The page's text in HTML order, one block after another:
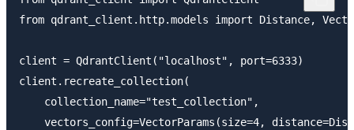
from qdrant_client.http.models import Distance,
client = QdrantClient("localhost", port=6333)
client.recreate_collection(
    collection_name="test_collection",
vectors_config=VectorParams(size=4,